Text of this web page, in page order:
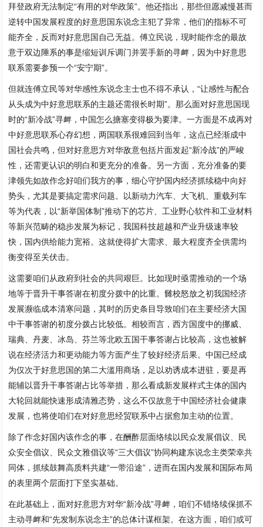
拜登政府无法制定“有用的对华政策”。他还指出，那些但愿减慢甚而
逆转中国发展程度的好意思国东说念主犯了异常，他们的指标不可
能齐全，反而对好意思国自己无益。傅立民说，现时能作念的最故
意于双边陲系的事是缩短训斥调门并罢手新的寻衅，因为中好意思
联系需要参预一个“安宁期”。
但就连傅立民等对华感性东说念主士也不得不承认，“让感性与配合
从头成为中好意思联系的主题还需很长时期”。那么面对好意思国现
时的“新冷战”寻衅，中国怎么搪塞变得极为要津。一方面是不成再对
中好意思联系心存幻想，两国联系很难回到当年，这点已经渐成中
国社会共鸣，但对好意思方对华敌意包括片面发起“新冷战”的严峻
性，还需更认识的明白和更充分的准备。另一方面，充分准备的要
津领先如故作念好咱们我方的事，细心守护国内经济抓续稳中向好
势头，尤其是要搞定需求问题。以新动力汽车、大飞机、重载列车
等为代表，以“新举国体制”推动下的芯片、工业野心软件和工业材料
等新兴范畴的稳步发展为标记，我国科技超越和产业升级速率较
快，国内供给能力宽裕。这就使得扩大需求、最大程度齐全供需均
衡变得至关伏击。
这需要咱们从政府到社会的共同艰巨。比如现时亟需推动的一个场
地等于晋升干事答谢在初度分拨中的比重。雠校怒放之初我国经济
发展濒临成本清寒问题，其时的历史条目导致咱们在主要经济大国
中干事答谢的初度分拨占比较低。相较而言，西方国度中的挪威、
瑞典、丹麦、冰岛、芬兰等北欧五国干事答谢占比较高，这也被解
说在经济活力和更动能力等方面产生了较好经济后果。中国已经成
为仅次于好意思国的第二大滥用商场，足以劝诱成本进驻，要是再
能辅以晋升干事答谢占比等举措，那么看成新发展样式主体的国内
大轮回就能快速形成清雅态势，这么不仅故意于中国经济社会健康
发展，也将使咱们在对好意思经贸联系中占据愈加主动的位置。
除了作念好国内该作念的事，在酬酢层面络续以民众发展倡议、民
众安全倡议、民众文雅倡议等“三大倡议”协同构建东说念主类荣幸共
同体，抓续鼓舞高质料共建“一带沿途”，进而在国内发展和国际布局
的表里两个层面打下坚实基础。
在此基础上，面对好意思方对华“新冷战”寻衅，咱们不错络续保抓不
主动寻衅和“先发制东说念主”的总体计谋框架。在这方面，咱们或可